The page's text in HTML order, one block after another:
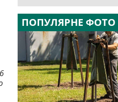
ПОПУЛЯРНЕ ФОТО